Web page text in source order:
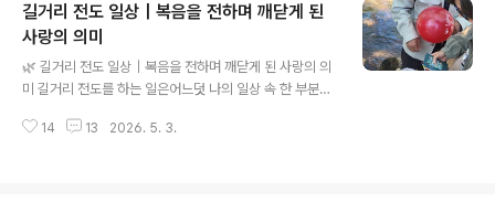
두려움과 불안, 그리고 이름 모를 어둠은조용히 힘을 잃고
물러나기 시작한다. 흑암은 빛을 이길 수 없다.빛이 들어오
는 순간, 어둠은 저항하지 못하고 사라질 뿐이다. 우리의 삶
도 마찬가지다.하나님의 임재가 머무는 자리에는더 이상
어둠이 머물 수 없다. 왜 흑암은 떠나갈까 흑암은 어떤 실체
라기보다,빛이 없는 상태에 가깝다. 하나님의 영광은 단순
길거리 전도 일상｜복음을 전하며 깨닫게 된
사랑의 의미
🌿 길거리 전도 일상｜복음을 전하며 깨닫게 된 사랑의 의
미 길거리 전도를 하는 일은어느덧 나의 일상 속 한 부분으
따뜻한 봄날에나는 다시 복음을 들고 거리로 나섰다. 그날
14 13 2026. 5. 3.